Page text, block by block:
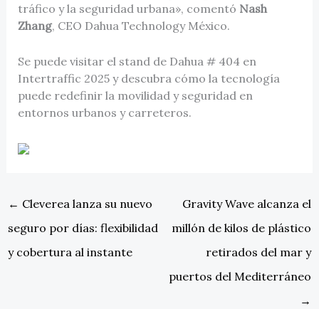
tráfico y la seguridad urbana», comentó Nash
Zhang, CEO Dahua Technology México.
Se puede visitar el stand de Dahua # 404 en
Intertraffic 2025 y descubra cómo la tecnología
puede redefinir la movilidad y seguridad en
entornos urbanos y carreteros.
← Cleverea lanza su nuevo
seguro por días: flexibilidad
y cobertura al instante
Gravity Wave alcanza el
millón de kilos de plástico
retirados del mar y
puertos del Mediterráneo
→